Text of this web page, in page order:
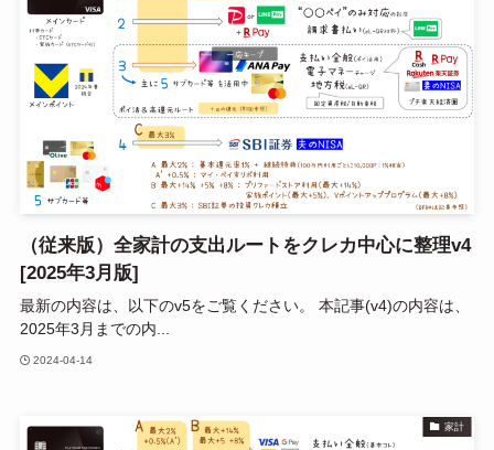
（従来版）全家計の支出ルートをクレカ中心に整理v4
[2025年3月版]
最新の内容は、以下のv5をご覧ください。 本記事(v4)の内容は、
2025年3月までの内...
2024-04-14
家計